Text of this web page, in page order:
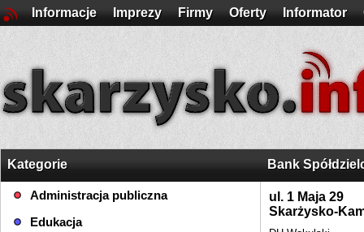
Informacje Imprezy Firmy Oferty Informator
Kategorie
Administracja publiczna
Edukacja
Bank
ul. 1 Maja 29
Skarżysko-